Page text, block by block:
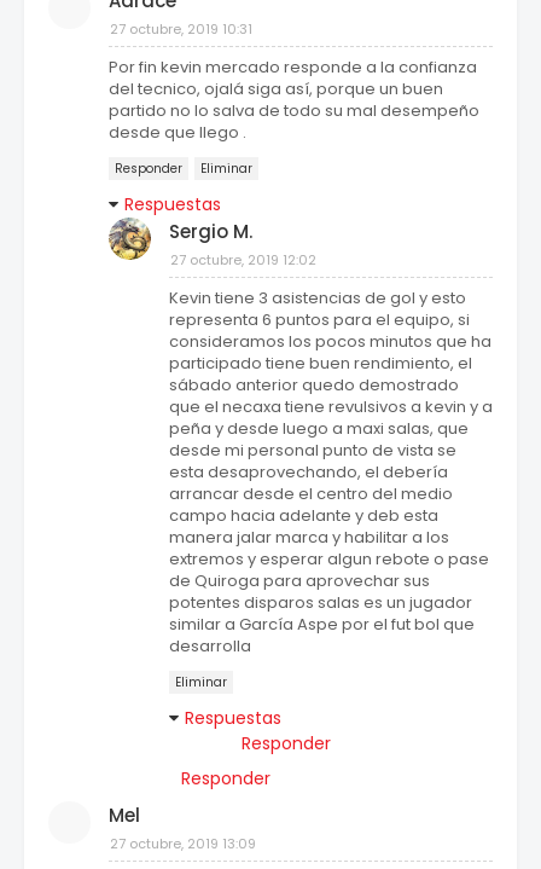
27 octubre, 2019 10:31
Por fin kevin mercado responde a la confianza
del tecnico, ojalá siga así, porque un buen
partido no lo salva de todo su mal desempeño
desde que llego .
Responder Eliminar
Respuestas
Sergio M.
27 octubre, 2019 12:02
Kevin tiene 3 asistencias de gol y esto
representa 6 puntos para el equipo, si
consideramos los pocos minutos que ha
participado tiene buen rendimiento, el
sábado anterior quedo demostrado
que el necaxa tiene revulsivos a kevin y a
peña y desde luego a maxi salas, que
desde mi personal punto de vista se
esta desaprovechando, el debería
arrancar desde el centro del medio
campo hacia adelante y deb esta
manera jalar marca y habilitar a los
extremos y esperar algun rebote o pase
de Quiroga para aprovechar sus
potentes disparos salas es un jugador
similar a García Aspe por el fut bol que
desarrolla
Eliminar
Respuestas
Responder
Responder
Mel
27 octubre, 2019 13:09